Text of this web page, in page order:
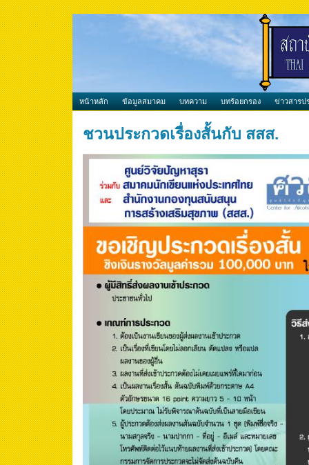
หน้าหลัก ข้อมูลสมาคม บทความ บทร้อยกรอง ข่าวสารป
ชวนประกวดเรื่องสั้นกับ สสส.